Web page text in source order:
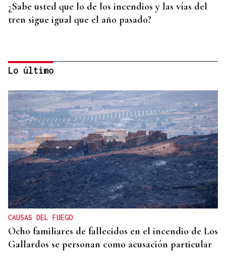
¿Sabe usted que lo de los incendios y las vías del
tren sigue igual que el año pasado?
HELICOPTERO MEDICALIZADO
Un motorista en estado grave tras una colisión en
Velle
Lo último
CAUSAS DEL FUEGO
Ocho familiares de fallecidos en el incendio de Los
Gallardos se personan como acusación particular